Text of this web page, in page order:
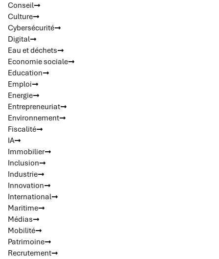
Conseil
Culture
Cybersécurité
Digital
Eau et déchets
Economie sociale
Education
Emploi
Energie
Entrepreneuriat
Environnement
Fiscalité
IA
Immobilier
Inclusion
Industrie
Innovation
International
Maritime
Médias
Mobilité
Patrimoine
Recrutement